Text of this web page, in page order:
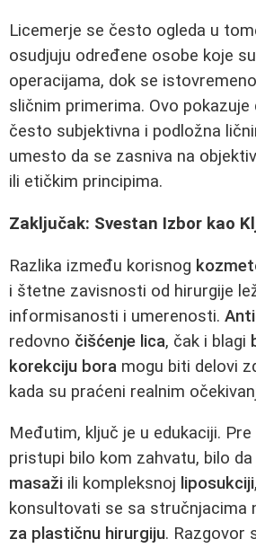
Licemerje se često ogleda u
osudjuju određene osobe koje
operacijama, dok se
sličnim primerima. Ovo pokazuje
često subjektivna i podložna
umesto da se zasniva na
ili etičkim principima.
Zaključak: Svestan Izbor kao
Razlika između korisnog
i štetne zavisnosti od hirurgije
informisanosti i umerenosti.
redovno čišćenje lica, čak i blagi
korekciju bora mogu biti delovi
kada su praćeni realnim
Međutim, ključ je u edukaciji.
pristupi bilo kom zahvatu, bilo
masaži ili kompleksnoj liposukciji
konsultovati se sa stručnjacima
za plastičnu hirurgiju. Razgovor